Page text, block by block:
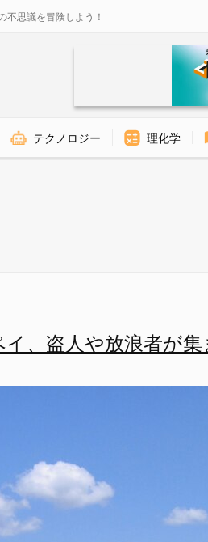
思議を冒険しよう！
テクノロジー 理化学
、盗人や放浪者が